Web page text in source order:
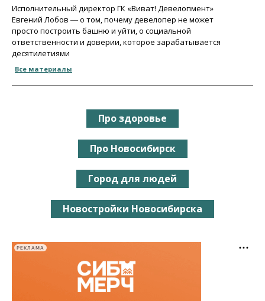
Исполнительный директор ГК «Виват! Девелопмент»
Евгений Лобов ― о том, почему девелопер не может
просто построить башню и уйти, о социальной
ответственности и доверии, которое зарабатывается
десятилетиями
Все материалы
Про здоровье
Про Новосибирск
Город для людей
Новостройки Новосибирска
РЕКЛАМА